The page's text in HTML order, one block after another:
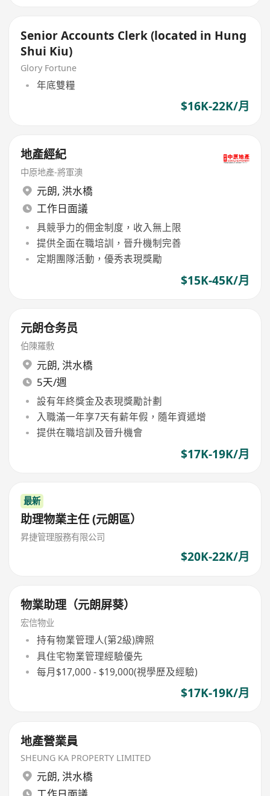
Senior Accounts Clerk (located in Hung
Shui Kiu)
Glory Fortune
年底雙糧
$16K-22K/月
地產經紀
中原地產-將軍澳
元朗, 洪水橋
工作日面議
具競爭力的佣金制度，收入無上限
提供全面在職培訓，晉升機制完善
定期團隊活動，優秀表現獎勵
$15K-45K/月
元朗仓务员
伯陳羅敷
元朗, 洪水橋
5天/週
設有年終獎金及表現獎勵計劃
入職滿一年享7天有薪年假，隨年資遞增
提供在職培訓及晉升機會
$17K-19K/月
最新
助理物業主任 (元朗區）
昇捷管理服務有限公司
$20K-22K/月
物業助理（元朗屏葵）
宏信物业
持有物業管理人(第2級)牌照
具住宅物業管理經驗優先
每月$17,000 - $19,000(視學歷及經驗)
$17K-19K/月
地產營業員
SHEUNG KA PROPERTY LIMITED
元朗, 洪水橋